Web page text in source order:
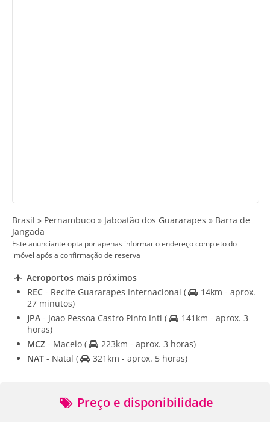
Brasil » Pernambuco » Jaboatão dos Guararapes » Barra de
Jangada
Este anunciante opta por apenas informar o endereço completo do
imóvel após a confirmação de reserva
Aeroportos mais próximos
REC - Recife Guararapes Internacional (
14km - aprox.
27 minutos)
JPA - Joao Pessoa Castro Pinto Intl (
141km - aprox. 3
horas)
MCZ - Maceio (
223km - aprox. 3 horas)
NAT - Natal ( 321km - aprox. 5 horas)
Preço e disponibilidade